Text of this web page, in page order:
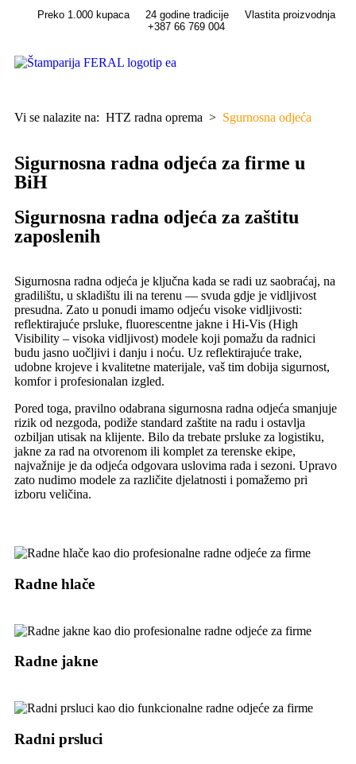
Preko 1.000 kupaca 24 godine tradicije
Vlastita proizvodnja
+387 66 769 004
Vi se nalazite na: HTZ radna oprema > Sgurnosna odjeća
Sigurnosna radna odjeća za firme u
BiH
Sigurnosna radna odjeća za zaštitu
zaposlenih
Sigurnosna radna odjeća je ključna kada se radi uz saobraćaj, na
gradilištu, u skladištu ili na terenu — svuda gdje je vidljivost
presudna. Zato u ponudi imamo odjeću visoke vidljivosti:
reflektirajuće prsluke, fluorescentne jakne i Hi-Vis (High
Visibility – visoka vidljivost) modele koji pomažu da radnici
budu jasno uočljivi i danju i noću. Uz reflektirajuće trake,
udobne krojeve i kvalitetne materijale, vaš tim dobija sigurnost,
komfor i profesionalan izgled.
Pored toga, pravilno odabrana sigurnosna radna odjeća smanjuje
rizik od nezgoda, podiže standard zaštite na radu i ostavlja
ozbiljan utisak na klijente. Bilo da trebate prsluke za logistiku,
jakne za rad na otvorenom ili komplet za terenske ekipe,
najvažnije je da odjeća odgovara uslovima rada i sezoni. Upravo
zato nudimo modele za različite djelatnosti i pomažemo pri
izboru veličina.
Radne hlače
Radne jakne
Radni prsluci